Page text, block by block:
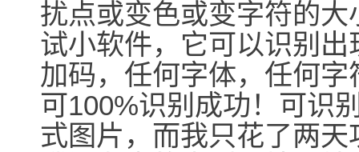
扰点或变色或变字符的
试小软件，它可以识别
加码，任何字体，任何
可100%识别成功！可识
式图片，而我只花了两